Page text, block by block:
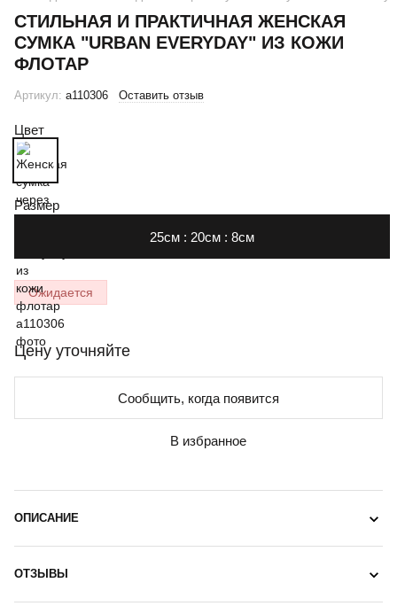
СТИЛЬНАЯ И ПРАКТИЧНАЯ ЖЕНСКАЯ
СУМКА "URBAN EVERYDAY" ИЗ КОЖИ
ФЛОТАР
Артикул: a110306 Оставить отзыв
Цвет
Размер
25см : 20см : 8см
Ожидается
Цену уточняйте
Сообщить, когда появится
В избранное
ОПИСАНИЕ
ОТЗЫВЫ